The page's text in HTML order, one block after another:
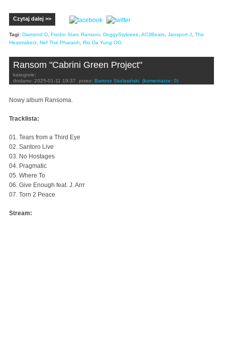
Czytaj dalej >>
Tagi: Diamond D, Fredro Starr, Ransom, DoggyStyleeee, AC3Beats, Jansport J, The
Heatmakerz, Nef The Pharaoh, Rio Da Yung OG
Ransom "Cabrini Green Project"
kategorie:
dodano: 2025-01-11 19:37 przez: Bartosz Skolasiński (komentarze: 0)
Nowy album Ransoma.
Tracklista:
01. Tears from a Third Eye
02. Santoro Live
03. No Hostages
04. Pragmatic
05. Where To
06. Give Enough feat. J. Arrr
07. Torn 2 Peace
Stream: